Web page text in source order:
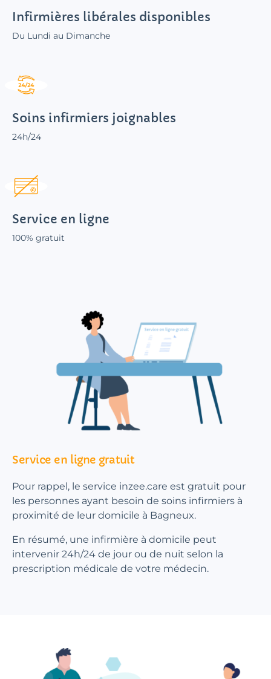
Infirmières libérales disponibles
Du Lundi au Dimanche
Soins infirmiers joignables
24h/24
Service en ligne
100% gratuit
Service en ligne gratuit
Pour rappel, le service inzee.care est gratuit pour
les personnes ayant besoin de soins infirmiers à
proximité de leur domicile à Bagneux.
En résumé, une infirmière à domicile peut
intervenir 24h/24 de jour ou de nuit selon la
prescription médicale de votre médecin.